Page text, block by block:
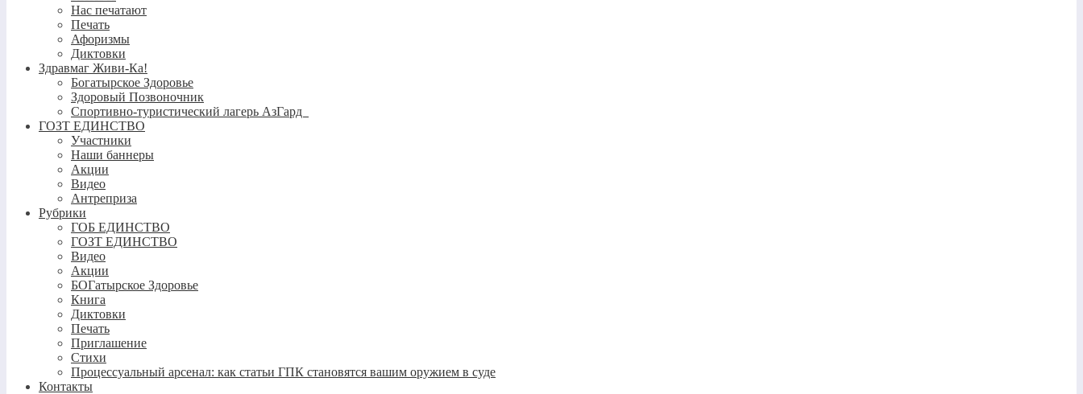
Нас печатают
Печать
Афоризмы
Диктовки
Здравмаг Живи-Ка!
Богатырское Здоровье
Здоровый Позвоночник
Спортивно-туристический лагерь АзГард
ГОЗТ ЕДИНСТВО
Участники
Наши баннеры
Акции
Видео
Антреприза
Рубрики
ГОБ ЕДИНСТВО
ГОЗТ ЕДИНСТВО
Видео
Акции
БОГатырское Здоровье
Книга
Диктовки
Печать
Приглашение
Стихи
Процессуальный арсенал: как статьи ГПК становятся вашим оружием в суде
Контакты